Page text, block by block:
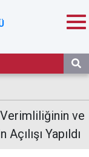
Verimliliğinin ve
Yapıldı